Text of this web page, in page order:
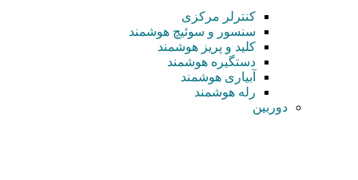
کنترلر مرکزی
سنسور و سوئیچ هوشمند
کلید و پریز هوشمند
دستگیره هوشمند
آبیاری هوشمند
رله هوشمند
دوربین